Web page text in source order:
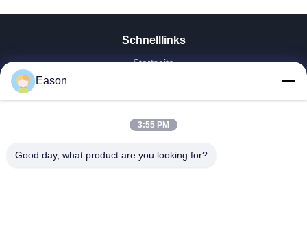
Schnelllinks
Startseite
Videos
Fabrik Tour
Qualitätskontrolle
Eason
3:55 PM
Good day, what product are you looking for?